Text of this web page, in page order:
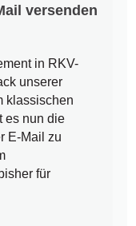
versenden
in RKV-
unserer
klassischen
es nun die
E-Mail zu
für